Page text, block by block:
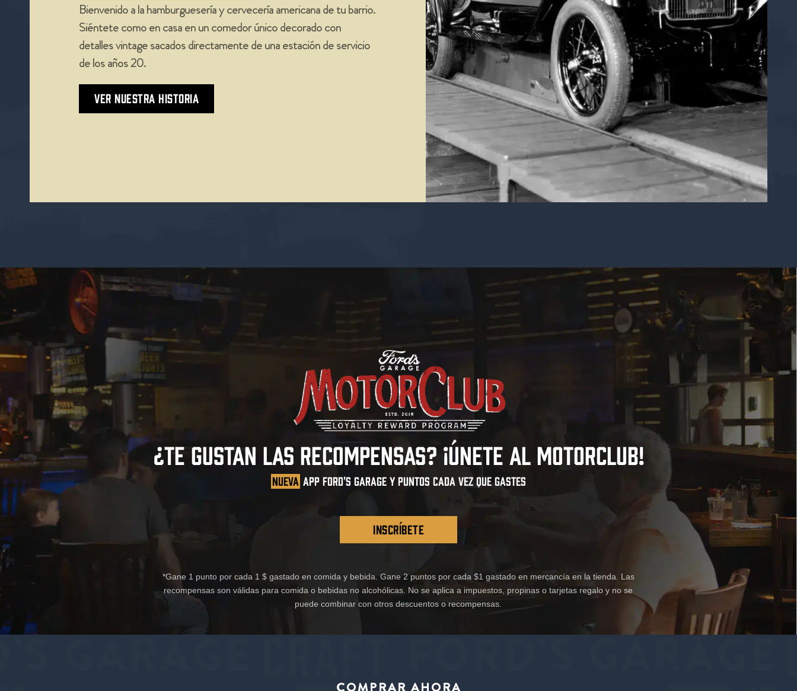
Bienvenido a la hamburguesería y cervecería americana de tu barrio.
Siéntete como en casa en un comedor único decorado con
detalles vintage sacados directamente de una estación de servicio
de los años 20.
VER NUESTRA HISTORIA
¿TE GUSTAN LAS RECOMPENSAS? ¡ÚNETE AL MOTORCLUB!
NUEVA APP FORD'S GARAGE Y PUNTOS CADA VEZ QUE GASTES
INSCRÍBETE
*Gane 1 punto por cada 1 $ gastado en comida y bebida. Gane 2 puntos por cada $1 gastado en mercancía en la tienda. Las
recompensas son válidas para comida o bebidas no alcohólicas. No se aplica a impuestos, propinas o tarjetas regalo y no se
puede combinar con otros descuentos o recompensas.